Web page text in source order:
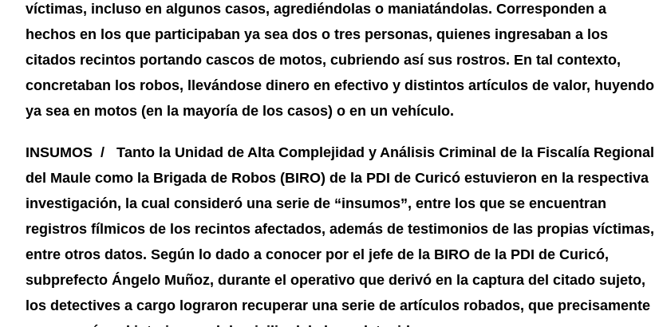
víctimas, incluso en algunos casos, agrediéndolas o maniatándolas. Corresponden a
hechos en los que participaban ya sea dos o tres personas, quienes ingresaban a los
citados recintos portando cascos de motos, cubriendo así sus rostros. En tal contexto,
concretaban los robos, llevándose dinero en efectivo y distintos artículos de valor, huyendo
ya sea en motos (en la mayoría de los casos) o en un vehículo.
INSUMOS / Tanto la Unidad de Alta Complejidad y Análisis Criminal de la Fiscalía Regional
del Maule como la Brigada de Robos (BIRO) de la PDI de Curicó estuvieron en la respectiva
investigación, la cual consideró una serie de “insumos”, entre los que se encuentran
registros fílmicos de los recintos afectados, además de testimonios de las propias víctimas,
entre otros datos. Según lo dado a conocer por el jefe de la BIRO de la PDI de Curicó,
subprefecto Ángelo Muñoz, durante el operativo que derivó en la captura del citado sujeto,
los detectives a cargo lograron recuperar una serie de artículos robados, que precisamente